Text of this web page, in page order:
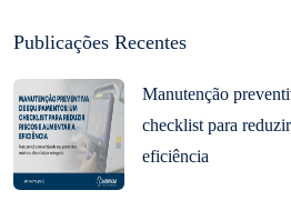
Publicações Recentes
Manutenção
checklist para
eficiência